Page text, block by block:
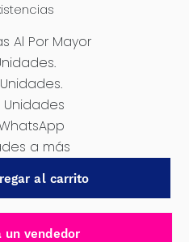
Al Por Mayor
Unidades.
Unidades
a más
al carrito
un vendedor